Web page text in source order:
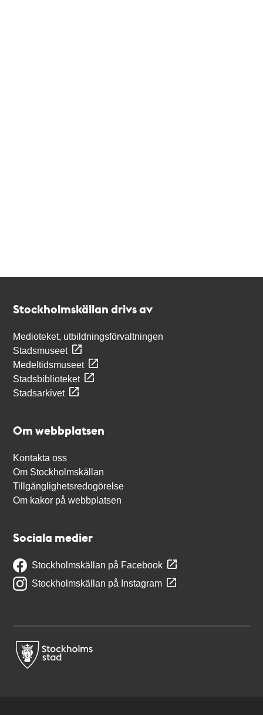
Stockholmskällan drivs av
Medioteket, utbildningsförvaltningen
Stadsmuseet
Medeltidsmuseet
Stadsbiblioteket
Stadsarkivet
Om webbplatsen
Kontakta oss
Om Stockholmskällan
Tillgänglighetsredogörelse
Om kakor på webbplatsen
Sociala medier
Stockholmskällan på Facebook
Stockholmskällan på Instagram